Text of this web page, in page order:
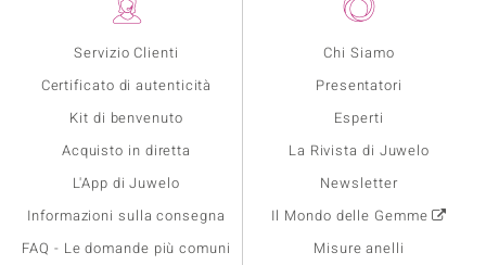
Servizio Clienti
Certificato di autenticità
Kit di benvenuto
Acquisto in diretta
L'App di Juwelo
Informazioni sulla consegna
FAQ - Le domande più comuni
Chi Siamo
Presentatori
Esperti
La Rivista di Juwelo
Newsletter
Il Mondo delle Gemme
Misure anelli